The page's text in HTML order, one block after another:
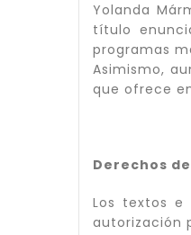
Yolanda
título
programas
Asimismo,
que ofrece
Derechos
Los textos e
autorización